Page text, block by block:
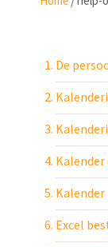
De
Excel